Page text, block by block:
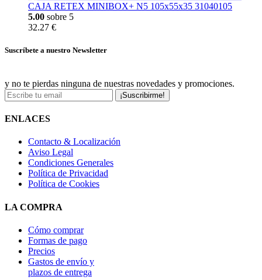
CAJA RETEX MINIBOX+ N5 105x55x35 31040105
5.00 sobre 5
32.27 €
Suscríbete a nuestro Newsletter
y no te pierdas ninguna de nuestras novedades y promociones.
¡Suscribirme!
ENLACES
Contacto & Localización
Aviso Legal
Condiciones Generales
Política de Privacidad
Política de Cookies
LA COMPRA
Cómo comprar
Formas de pago
Precios
Gastos de envío y
plazos de entrega